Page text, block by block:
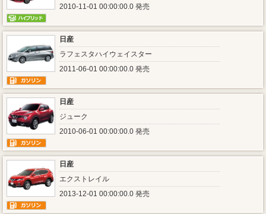
2010-11-01 00:00:00.0 発売
日産
ラフェスタハイウェイスター
2011-06-01 00:00:00.0 発売
日産
ジューク
2010-06-01 00:00:00.0 発売
日産
エクストレイル
2013-12-01 00:00:00.0 発売